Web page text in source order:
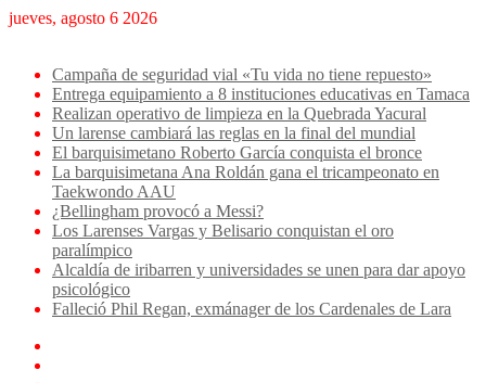
jueves, agosto 6 2026
Campaña de seguridad vial «Tu vida no tiene repuesto»
Entrega equipamiento a 8 instituciones educativas en Tamaca
Realizan operativo de limpieza en la Quebrada Yacural
Un larense cambiará las reglas en la final del mundial
El barquisimetano Roberto García conquista el bronce
La barquisimetana Ana Roldán gana el tricampeonato en
Taekwondo AAU
¿Bellingham provocó a Messi?
Los Larenses Vargas y Belisario conquistan el oro
paralímpico
Alcaldía de iribarren y universidades se unen para dar apoyo
psicológico
Falleció Phil Regan, exmánager de los Cardenales de Lara